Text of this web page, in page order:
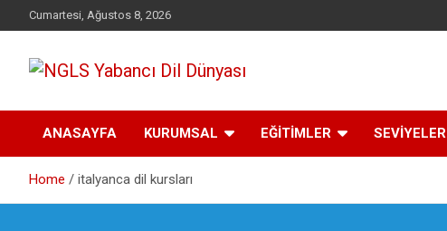
to
Cumartesi, Ağustos 8, 2026
NGLS Yabancı Dil
Dünyası
ANASAYFA KURUMSAL EĞİTİMLER SEVİYELER
Home italyanca dil kursları